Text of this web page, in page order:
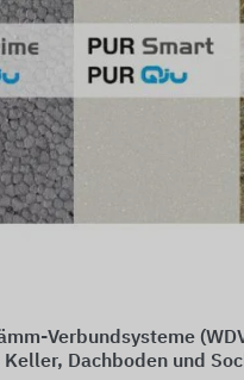
Verbundsysteme
Keller, Dachboden und